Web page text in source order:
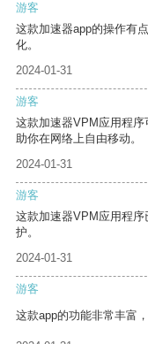
游客
这款加速器app的操作有
化。
2024-01-31
游客
这款加速器VPM应用程
助你在网络上自由移动。
2024-01-31
游客
这款加速器VPM应用程
护。
2024-01-31
游客
这款app的功能非常丰富